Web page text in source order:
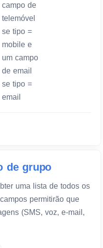
campo de
telemóvel
se tipo =
mobile e
um campo
de email
se tipo =
email
de grupo
uma lista de todos os
permitirão que
(SMS, voz, e-mail,